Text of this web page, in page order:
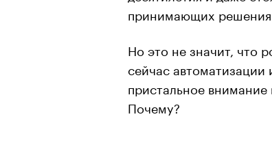
принимающих
Но это не значит, что
сейчас
пристальное внимание
Почему?